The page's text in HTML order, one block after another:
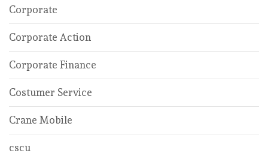
Corporate
Corporate Action
Corporate Finance
Costumer Service
Crane Mobile
cscu